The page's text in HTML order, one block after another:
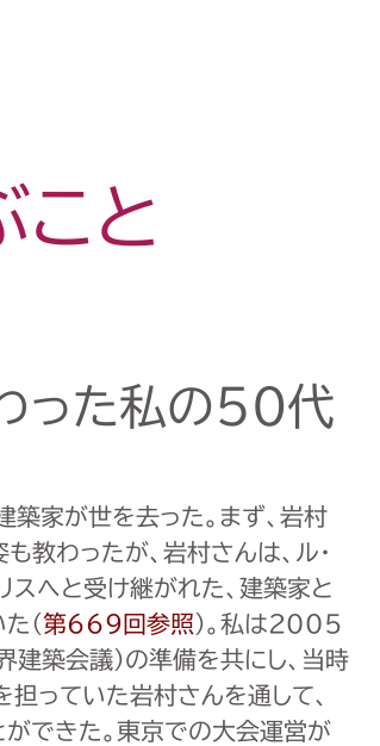
こと
った私の50代
築家が世を去った。まず、岩村
教わったが、岩村さんは、ル・
スへと受け継がれた、建築家と
（第669回参照）。私は2005
築会議）の準備を共にし、当時
っていた岩村さんを通して、
できた。東京での大会運営が